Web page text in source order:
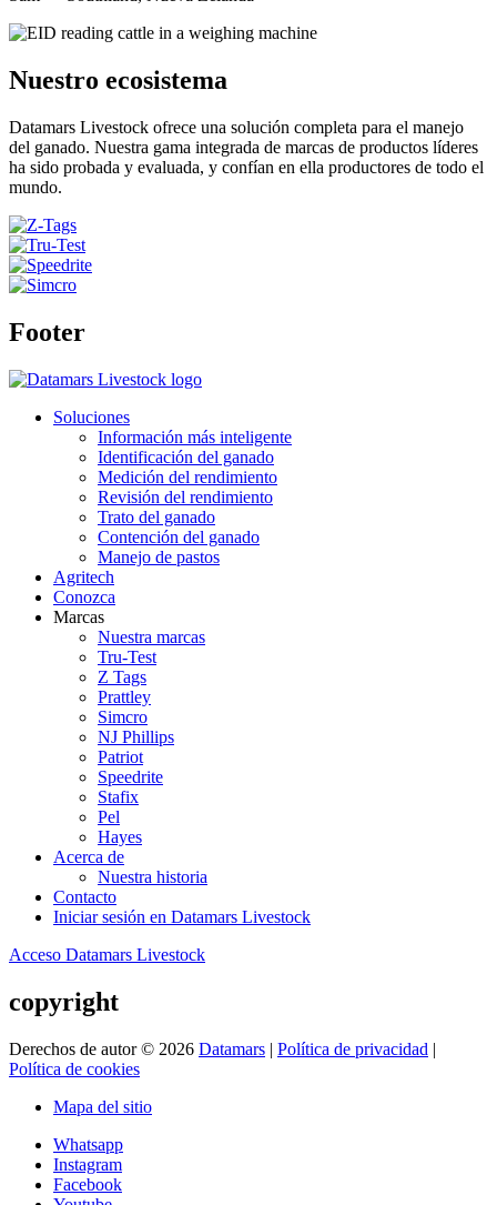
Nuestro ecosistema
Datamars Livestock ofrece una solución completa para el manejo
del ganado. Nuestra gama integrada de marcas de productos líderes
ha sido probada y evaluada, y confían en ella productores de todo el
mundo.
Footer
Soluciones
Información más inteligente
Identificación del ganado
Medición del rendimiento
Revisión del rendimiento
Trato del ganado
Contención del ganado
Manejo de pastos
Agritech
Conozca
Marcas
Nuestra marcas
Tru-Test
Z Tags
Prattley
Simcro
NJ Phillips
Patriot
Speedrite
Stafix
Pel
Hayes
Acerca de
Nuestra historia
Contacto
Iniciar sesión en Datamars Livestock
Acceso Datamars Livestock
copyright
Derechos de autor © 2026 Datamars | Política de privacidad |
Política de cookies
Mapa del sitio
Whatsapp
Instagram
Facebook